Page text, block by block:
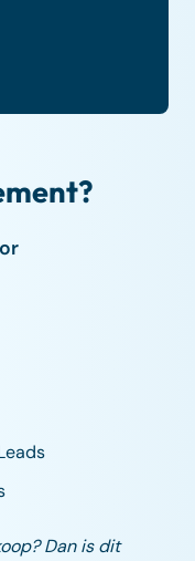
Dan is dit